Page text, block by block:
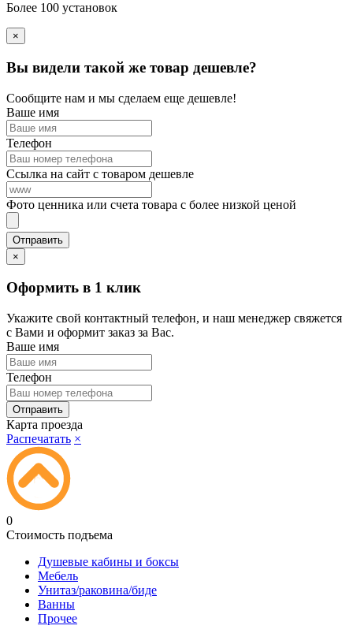
Более 100 установок
×
Вы видели такой же товар дешевле?
Сообщите нам и мы сделаем еще дешевле!
Ваше имя
Телефон
Ссылка на сайт с товаром дешевле
Фото ценника или счета товара с более низкой ценой
×
Оформить в 1 клик
Укажите свой контактный телефон, и наш менеджер свяжется
с Вами и оформит заказ за Вас.
Ваше имя
Телефон
Карта проезда
Распечатать ×
0
Стоимость подъема
Душевые кабины и боксы
Мебель
Унитаз/раковина/биде
Ванны
Прочее